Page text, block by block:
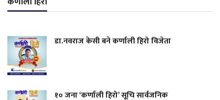
डा.नवराज केसी बने कर्णाली हिरो विजेता
१० जना ‘कर्णाली हिरो’ सूचि सार्वजनिक